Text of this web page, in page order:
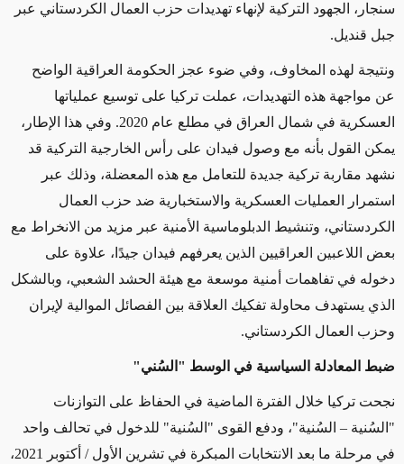
سنجار، الجهود التركية لإنهاء تهديدات حزب العمال الكردستاني عبر
جبل قنديل.
ونتيجة لهذه المخاوف، وفي ضوء عجز الحكومة العراقية الواضح
عن مواجهة هذه التهديدات، عملت تركيا على توسيع عملياتها
العسكرية في شمال العراق في مطلع عام 2020. وفي هذا الإطار،
يمكن القول بأنه مع وصول فيدان على رأس الخارجية التركية قد
نشهد مقاربة تركية جديدة للتعامل مع هذه المعضلة، وذلك عبر
استمرار العمليات العسكرية والاستخبارية ضد حزب العمال
الكردستاني، وتنشيط الدبلوماسية الأمنية عبر مزيد من الانخراط مع
بعض اللاعبين العراقيين الذين يعرفهم فيدان جيدًا، علاوة على
دخوله في تفاهمات أمنية موسعة مع هيئة الحشد الشعبي، وبالشكل
الذي يستهدف محاولة تفكيك العلاقة بين الفصائل الموالية لإيران
وحزب العمال الكردستاني.
ضبط المعادلة السياسية في الوسط "السُني"
نجحت تركيا خلال الفترة الماضية في الحفاظ على التوازنات
"السُنية – السُنية"، ودفع القوى "السُنية" للدخول في تحالف واحد
في مرحلة ما بعد الانتخابات المبكرة في تشرين الأول / أكتوبر 2021،